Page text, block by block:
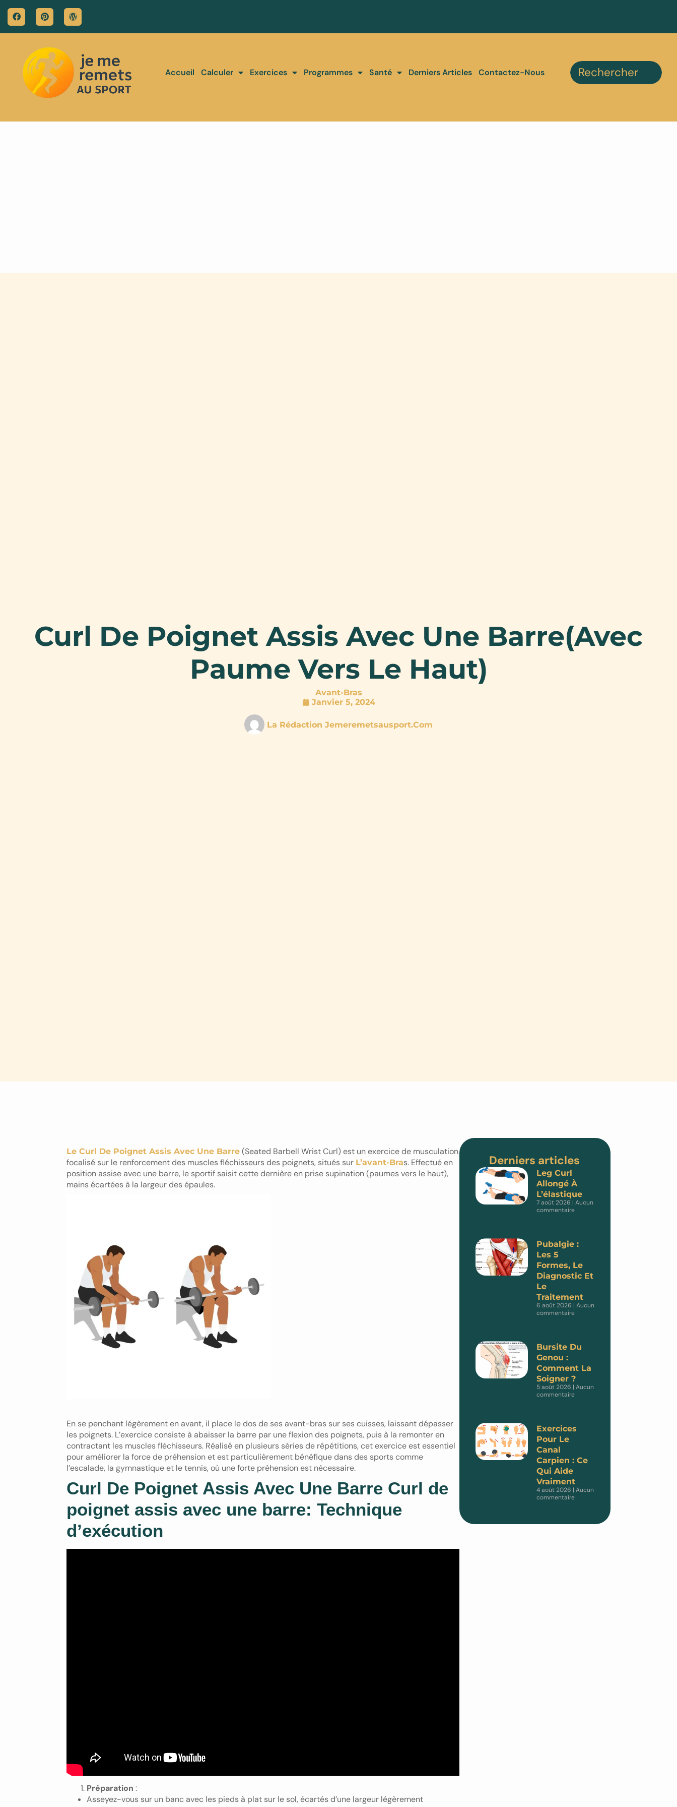
Accueil Calculer Exercices Programmes Santé Derniers Articles Contactez-Nous
Curl De Poignet Assis Avec Une Barre(avec
Paume Vers Le Haut)
Avant-Bras
Janvier 5, 2024
La Rédaction Jemeremetsausport.com
Le Curl De Poignet Assis Avec Une Barre (Seated Barbell Wrist Curl) est un exercice de musculation
focalisé sur le renforcement des muscles fléchisseurs des poignets, situés sur L’avant-Bras. Effectué en
position assise avec une barre, le sportif saisit cette dernière en prise supination (paumes vers le haut),
mains écartées à la largeur des épaules.
En se penchant légèrement en avant, il place le dos de ses avant-bras sur ses cuisses, laissant dépasser
les poignets. L’exercice consiste à abaisser la barre par une flexion des poignets, puis à la remonter en
contractant les muscles fléchisseurs. Réalisé en plusieurs séries de répétitions, cet exercice est essentiel
pour améliorer la force de préhension et est particulièrement bénéfique dans des sports comme
l’escalade, la gymnastique et le tennis, où une forte préhension est nécessaire.
Curl De Poignet Assis Avec Une Barre Curl de
poignet assis avec une barre: Technique
d’exécution
Préparation :
Asseyez-vous sur un banc avec les pieds à plat sur le sol, écartés d’une largeur légèrement
Derniers articles
Leg Curl
Allongé À
L’élastique
7 août 2026
Aucun
commentaire
Pubalgie :
Les 5
Formes, Le
Diagnostic Et
Le
Traitement
6 août 2026
Aucun
commentaire
Bursite Du
Genou :
Comment La
Soigner ?
5 août 2026
Aucun
commentaire
Exercices
Pour Le
Canal
Carpien : Ce
Qui Aide
Vraiment
4 août 2026
Aucun
commentaire